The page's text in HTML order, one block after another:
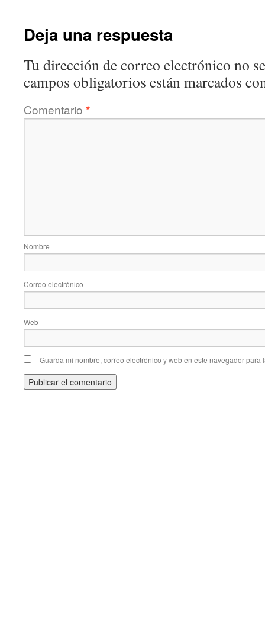
Deja una respuesta
Tu dirección de correo electrónico no
campos obligatorios están marcados
Comentario *
Nombre
Correo electrónico
Web
Guarda mi nombre, correo electrónico y web en este navegador para